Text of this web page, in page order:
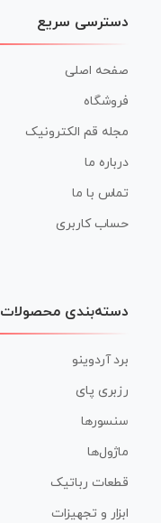
دسترسی سریع
صفحه اصلی
فروشگاه
مجله قم الکترونیک
درباره ما
تماس با ما
حساب کاربری
دسته‌بندی محصولات
برد آردوینو
رزبری پای
سنسورها
ماژول‌ها
قطعات رباتیک
ابزار و تجهیزات